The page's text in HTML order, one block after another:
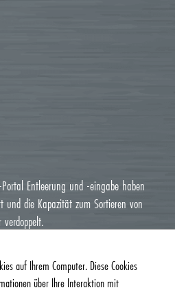
Entleerung und -eingabe haben
und die Kapazität zum Sortieren von
auf Ihrem Computer. Diese Cookies
über Ihre Interaktion mit